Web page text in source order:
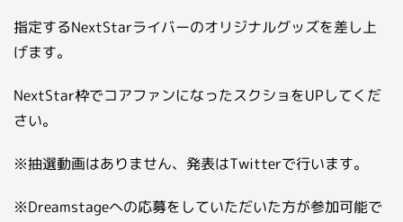
指定するNextStarライバーのオリジナルグッズを差し上
げます。
NextStar枠でコアファンになったスクショをUPしてくだ
さい。
※抽選動画はありません、発表はTwitterで行います。
※Dreamstageへの応募をしていただいた方が参加可能で